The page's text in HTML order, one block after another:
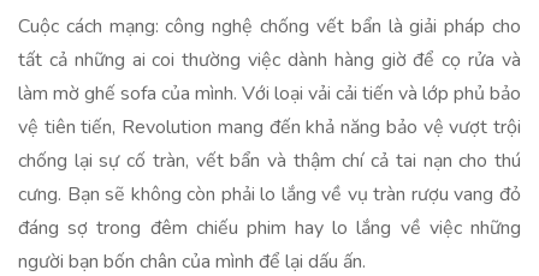
Cuộc cách mạng: công nghệ chống vết bẩn là giải pháp cho
tất cả những ai coi thường việc dành hàng giờ để cọ rửa và
làm mờ ghế sofa của mình. Với loại vải cải tiến và lớp phủ bảo
vệ tiên tiến, Revolution mang đến khả năng bảo vệ vượt trội
chống lại sự cố tràn, vết bẩn và thậm chí cả tai nạn cho thú
cưng. Bạn sẽ không còn phải lo lắng về vụ tràn rượu vang đỏ
đáng sợ trong đêm chiếu phim hay lo lắng về việc những
người bạn bốn chân của mình để lại dấu ấn.